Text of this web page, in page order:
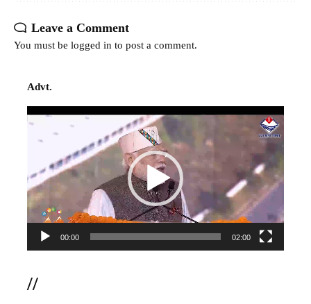
Leave a Comment
You must be logged in to post a comment.
Advt.
Video
00:00 02:00
//